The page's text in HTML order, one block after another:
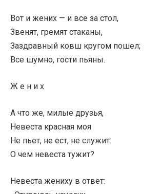
Вот и жених — и все за стол,
Звенят, гремят стаканы,
Заздравный ковш кругом пошел;
Все шумно, гости пьяны.
Ж е н и х
А что же, милые друзья,
Невеста красная моя
Не пьет, не ест, не служит:
О чем невеста тужит?
Невеста жениху в ответ: